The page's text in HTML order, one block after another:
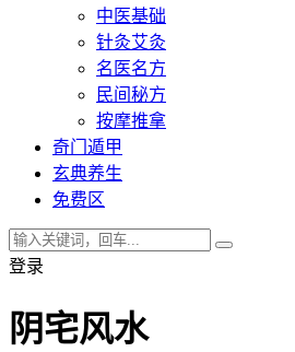
中医基础
针灸艾灸
名医名方
民间秘方
按摩推拿
奇门遁甲
玄典养生
免费区
登录
阴宅风水